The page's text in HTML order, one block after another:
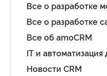
Все о разработке
Все о разработке
Все об amoCRM
IT и автоматизация
Новости CRM